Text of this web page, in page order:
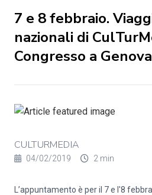
7 e 8 febbraio.
nazionali di
Congresso a Genova
CULTURMEDIA
04/02/2019 2 min
L’appuntamento è per il 7 e l'8